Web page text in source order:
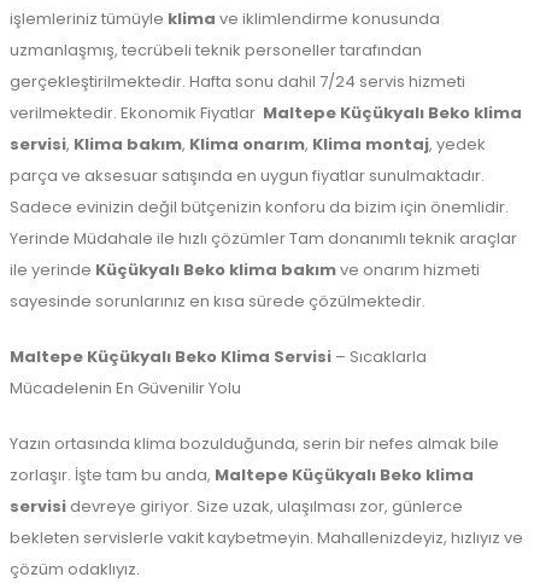
işlemleriniz tümüyle klima ve iklimlendirme konusunda
uzmanlaşmış, tecrübeli teknik personeller tarafından
gerçekleştirilmektedir. Hafta sonu dahil 7/24 servis hizmeti
verilmektedir. Ekonomik Fiyatlar Maltepe Küçükyalı Beko klima
servisi, Klima bakım, Klima onarım, Klima montaj, yedek
parça ve aksesuar satışında en uygun fiyatlar sunulmaktadır.
Sadece evinizin değil bütçenizin konforu da bizim için önemlidir.
Yerinde Müdahale ile hızlı çözümler Tam donanımlı teknik araçlar
ile yerinde Küçükyalı Beko klima bakımve onarım hizmeti
sayesinde sorunlarınız en kısa sürede çözülmektedir.
Maltepe Küçükyalı Beko Klima Servisi – Sıcaklarla
Mücadelenin En Güvenilir Yolu
Yazın ortasında klima bozulduğunda, serin bir nefes almak bile
zorlaşır. İşte tam bu anda, Maltepe Küçükyalı Beko klima
servisi devreye giriyor. Size uzak, ulaşılması zor, günlerce
bekleten servislerle vakit kaybetmeyin. Mahallenizdeyiz, hızlıyız ve
çözüm odaklıyız.